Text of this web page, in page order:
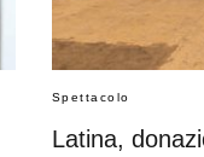
Spettacolo
Latina,